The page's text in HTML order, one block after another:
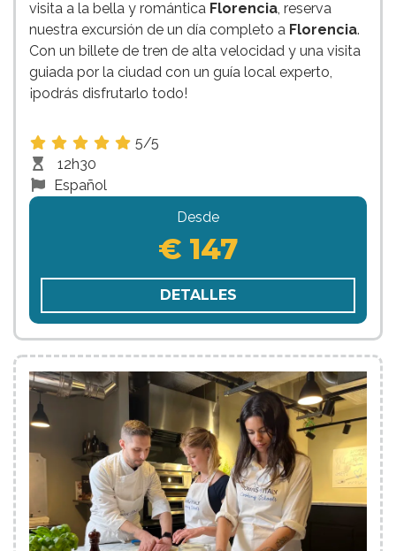
visita a la bella y romántica Florencia , reserva
nuestra excursión de un día completo a Florencia.
Con un billete de tren de alta velocidad y una visita
guiada por la ciudad con un guía local experto,
¡podrás disfrutarlo todo!
5/5
12h30
Español
Desde
€ 147
DETALLES